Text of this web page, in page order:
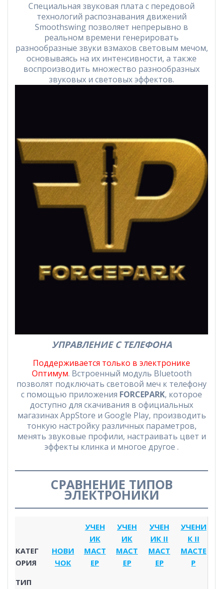
Специальная звуковая плата с передовой
технологий распознавания движений
Smoothswing позволяет непрерывно в
реальном времени генерировать
разнообразные звуки взмахов световым мечом,
основываясь на их интенсивности, а также
воспроизводить множество разнообразных
звуковых и световых эффектов.
УПРАВЛЕНИЕ С ТЕЛЕФОНА
Поддерживается только в электронике
Оптимум. Встроенный модуль Bluetooth
позволят подключать световой меч к телефону
с помощью приложения FORCEPARK, которое
доступно для скачивания в официальных
магазинах AppStore и Google Play, производить
тонкую настройку различных параметров,
менять звуковые профили, настраивать цвет и
эффекты клинка и многое другое .
СРАВНЕНИЕ ТИПОВ
ЭЛЕКТРОНИКИ
КАТЕГ
ОРИЯ
НОВИ
ЧОК
УЧЕН
ИК
МАСТ
ЕР
УЧЕН
ИК
МАСТ
ЕР
УЧЕН
ИК II
МАСТ
ЕР
УЧЕНИ
К II
МАСТЕ
Р
ТИП